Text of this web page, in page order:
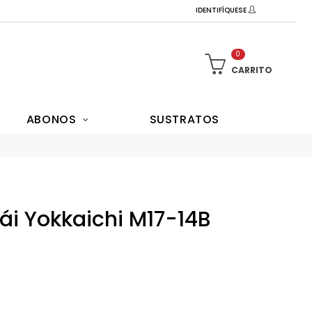
IDENTIFÍQUESE
0
CARRITO
ABONOS SUSTRATOS
Yokkaichi M17-14B